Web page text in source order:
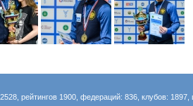
рейтингов 1900, федераций: 836, клубов: